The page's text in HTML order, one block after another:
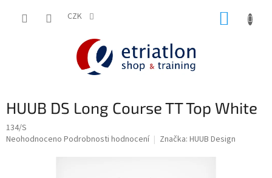
CZK
HUUB DS Long Course TT Top White
134/S
Průměrné
Neohodnoceno Podrobnosti hodnocení Značka: HUUB Design
shop.etriatlon.cz - Chat